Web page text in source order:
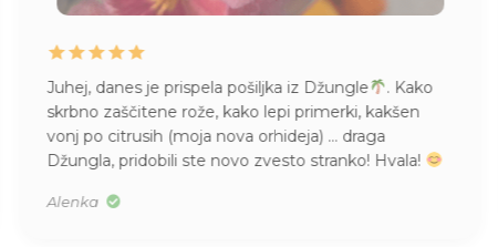
Juhej, danes je prispela pošiljka iz Džungle
. Kako
skrbno zaščitene rože, kako lepi primerki, kakšen
vonj po citrusih (moja nova orhideja) … draga
Džungla, pridobili ste novo zvesto stranko! Hvala!
Alenka